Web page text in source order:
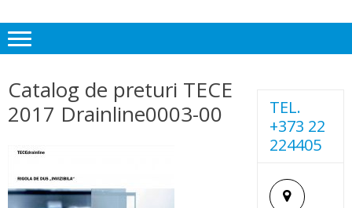
Catalog de preturi TECE
2017 Drainline0003-00
TEL.
+373 22
224405